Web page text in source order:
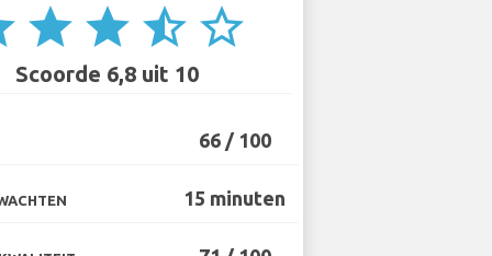
star star star_half star_border
Scoorde 6,8 uit 10
66 / 100
15 minuten